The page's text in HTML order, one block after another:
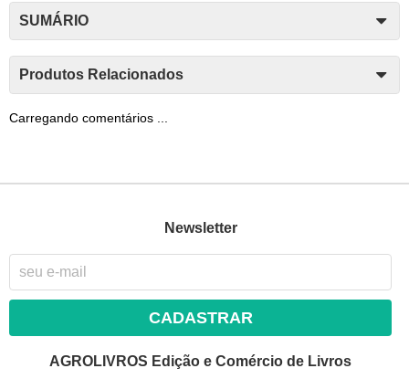
SUMÁRIO
Produtos Relacionados
Carregando comentários ...
Newsletter
CADASTRAR
AGROLIVROS Edição e Comércio de Livros